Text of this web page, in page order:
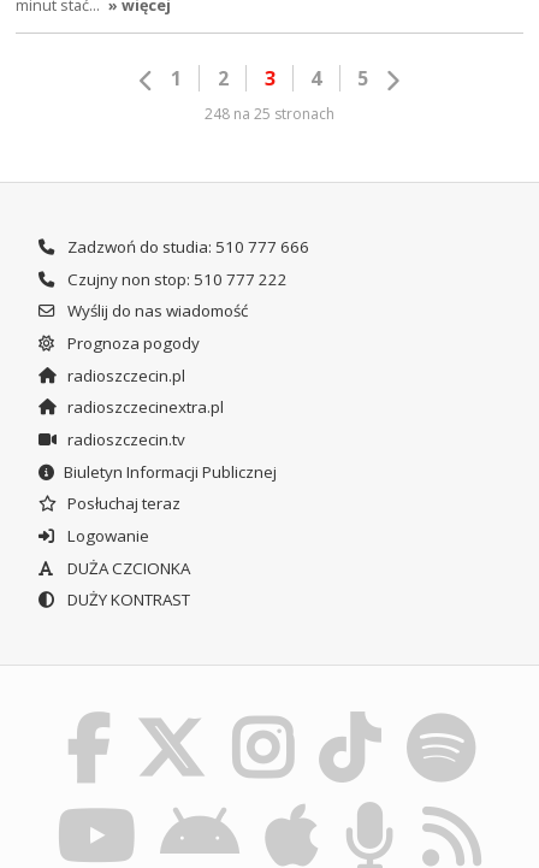
minut stać… » więcej
1 2 3 4 5
248 na 25 stronach
Zadzwoń do studia: 510 777 666
Czujny non stop: 510 777 222
Wyślij do nas wiadomość
Prognoza pogody
radioszczecin.pl
radioszczecinextra.pl
radioszczecin.tv
Biuletyn Informacji Publicznej
Posłuchaj teraz
Logowanie
DUŻA CZCIONKA
DUŻY KONTRAST